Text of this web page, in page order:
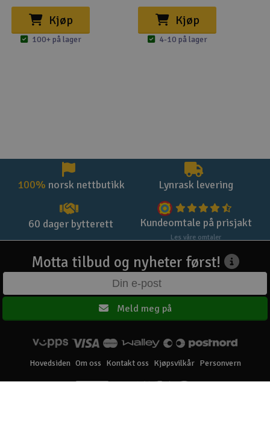
Kjøp
100+ på lager
Kjøp
4-10 på lager
100% norsk nettbutikk Lynrask levering
60 dager bytterett Kundeomtale på prisjakt
Les våre omtaler
Motta tilbud og nyheter først!
Meld meg på
Hovedsiden Om oss Kontakt oss Kjøpsvilkår Personvern